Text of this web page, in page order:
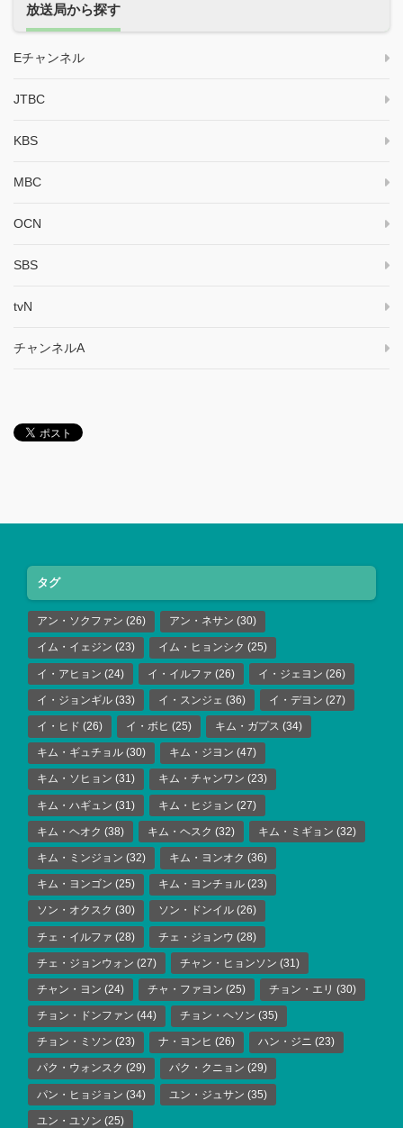
放送局から探す
Eチャンネル
JTBC
KBS
MBC
OCN
SBS
tvN
チャンネルA
タグ
アン・ソクファン (26) アン・ネサン (30)
イム・イェジン (23) イム・ヒョンシク (25)
イ・アヒョン (24) イ・イルファ (26) イ・ジェヨン (26)
イ・ジョンギル (33) イ・スンジェ (36) イ・デヨン (27)
イ・ヒド (26) イ・ボヒ (25) キム・ガプス (34)
キム・ギュチョル (30) キム・ジヨン (47)
キム・ソヒョン (31) キム・チャンワン (23)
キム・ハギュン (31) キム・ヒジョン (27)
キム・ヘオク (38) キム・ヘスク (32) キム・ミギョン (32)
キム・ミンジョン (32) キム・ヨンオク (36)
キム・ヨンゴン (25) キム・ヨンチョル (23)
ソン・オクスク (30) ソン・ドンイル (26)
チェ・イルファ (28) チェ・ジョンウ (28)
チェ・ジョンウォン (27) チャン・ヒョンソン (31)
チャン・ヨン (24) チャ・ファヨン (25) チョン・エリ (30)
チョン・ドンファン (44) チョン・ヘソン (35)
チョン・ミソン (23) ナ・ヨンヒ (26) ハン・ジニ (23)
パク・ウォンスク (29) パク・クニョン (29)
パン・ヒョジョン (34) ユン・ジュサン (35)
ユン・ユソン (25)